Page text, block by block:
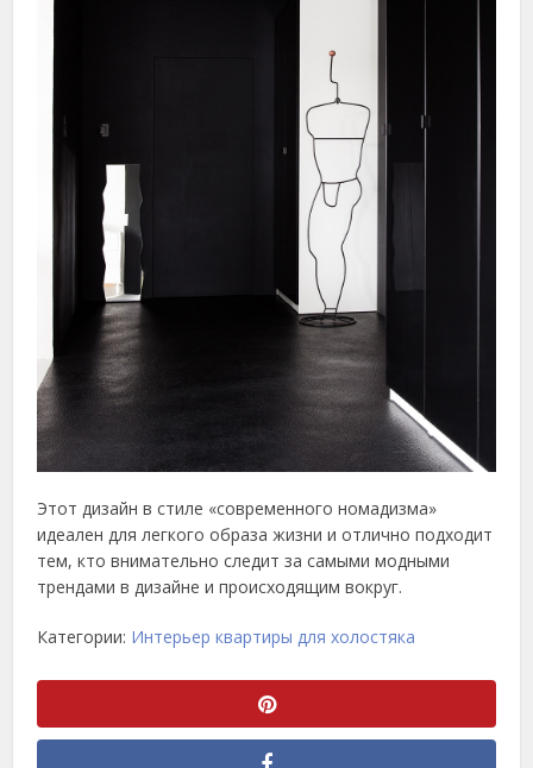
Этот дизайн в стиле «современного номадизма»
идеален для легкого образа жизни и отлично подходит
тем, кто внимательно следит за самыми модными
трендами в дизайне и происходящим вокруг.
Категории: Интерьер квартиры для холостяка